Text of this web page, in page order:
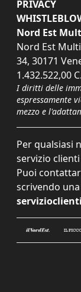
PRIVACY
Nord Est
Nord Est
34, 30171
1.432.522,00
I diritti delle
espressamente
mezzo e
Per qualsiasi
servizio
Puoi
scrivendo